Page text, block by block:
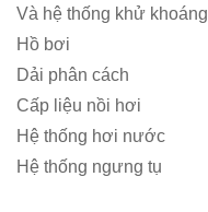
Và hệ thống khử khoáng
Hồ bơi
Dải phân cách
Cấp liệu nồi hơi
Hệ thống hơi nước
Hệ thống ngưng tụ